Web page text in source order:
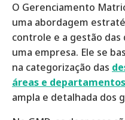
O Gerenciamento
uma abordagem
controle e a gestão das
uma empresa. Ele se
na categorização das
áreas e departamentos
ampla e detalhada dos